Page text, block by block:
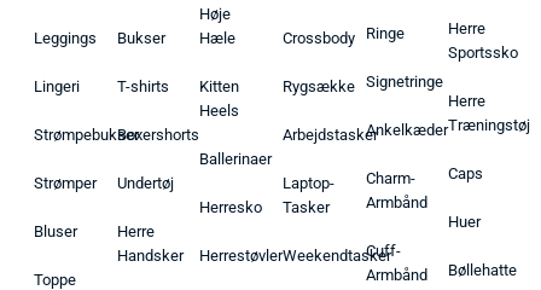
Leggings
Lingeri
Strømpebukser
Strømper
Bluser
Toppe
Bukser
T-shirts
Boxershorts
Undertøj
Herre
Handsker
Høje
Hæle
Kitten
Heels
Ballerinaer
Herresko
Herrestøvler
Crossbody
Rygsække
Arbejdstasker
Laptop-
Tasker
Weekendtasker
Ringe
Signetringe
Ankelkæder
Charm-
Armbånd
Cuff-
Armbånd
Herre
Sportssko
Herre
Træningstøj
Caps
Huer
Bøllehatte